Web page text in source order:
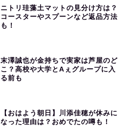
ニトリ珪藻土マットの見分け方は？
コースターやスプーンなど返品方法
も！
末澤誠也が金持ちで実家は芦屋のど
こ？高校や大学とAぇグループに入
る前も
【おはよう朝日】川添佳穂が休みに
なった理由は？おめでたの噂も！